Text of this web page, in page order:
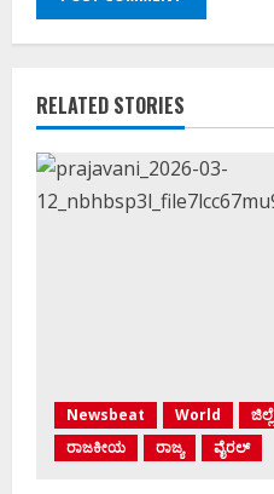
RELATED STORIES
Newsbeat World ಜಿಲ್ಲೆ
ರಾಜಕೀಯ
ರಾಜ್ಯ ವೈರಲ್